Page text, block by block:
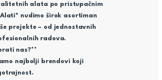
alata po pristupačnim
Alati" nudimo širok asortiman
projekte – od jednostavnih
radova.
nas?**
najbolji brendovi koji